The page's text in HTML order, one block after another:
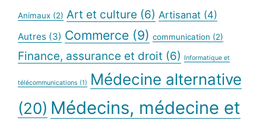
site
Web
Animaux (2) Art et culture (6) Artisanat (4)
Autres (3) Commerce (9) communication (2)
Finance, assurance et droit (6) Informatique et
télécommunications (1)
Médecine alternative
(20) Médecins, médecine et